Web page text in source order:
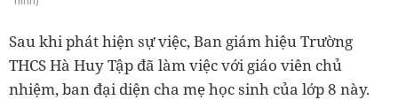
Sau khi phát hiện sự việc, Ban giám hiệu Trường
THCS Hà Huy Tập đã làm việc với giáo viên chủ
nhiệm, ban đại diện cha mẹ học sinh của lớp 8 này.